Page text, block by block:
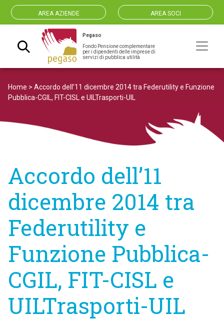
AREA AZIENDE AREA SOCI
Navigazione principale
Pegaso
Fondo Pensione complementare
per i dipendenti delle imprese di
servizi di pubblica utilità
Home > Accordo dell’11 dicembre 2014 tra Federutility e Funzione
Pubblica-CGIL, FIT-CISL e UILTrasporti-UIL
Accordo dell’11
dicembre 2014 tra
Federutility e
Funzione Pubblica-
CGIL, FIT-CISL e
UILTrasporti-UIL